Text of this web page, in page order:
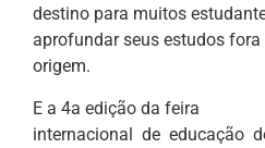
destino para muitos
aprofundar seus estudos fora
origem.
E a 4a edição da feira
internacional de educação